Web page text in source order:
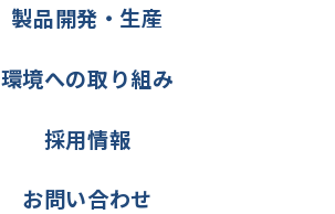
製品開発・生産
環境への取り組み
採用情報
お問い合わせ